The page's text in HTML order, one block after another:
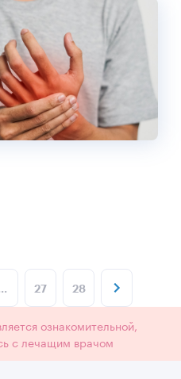
27 28
ознакомительной,
с лечащим врачом